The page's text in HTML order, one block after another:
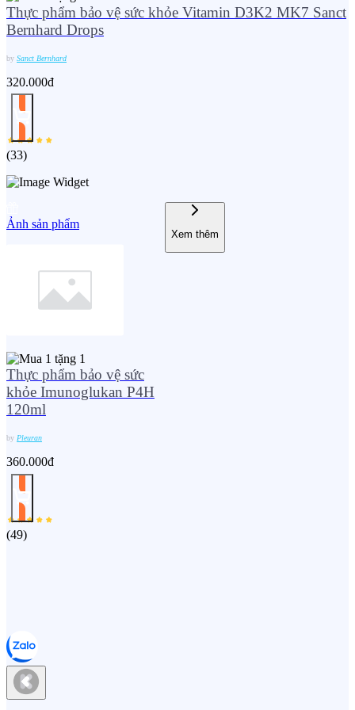
Thực phẩm bảo vệ sức khỏe Vitamin D3K2 MK7 Sanct
Bernhard Drops
by Sanct Bernhard
320.000đ
(33)
Ảnh sản phẩm
Thực phẩm bảo vệ sức
khỏe Imunoglukan P4H
120ml
by Pleuran
360.000đ
(49)
Xem thêm